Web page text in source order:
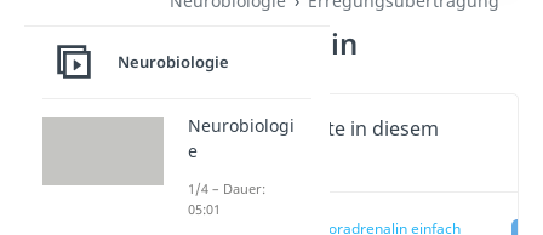
Noradrenalin
Wichtige Inhalte in diesem
Video
Noradrenalin einfach
Neurobiologie
Neurobiologi
e
1/4 – Dauer:
05:01